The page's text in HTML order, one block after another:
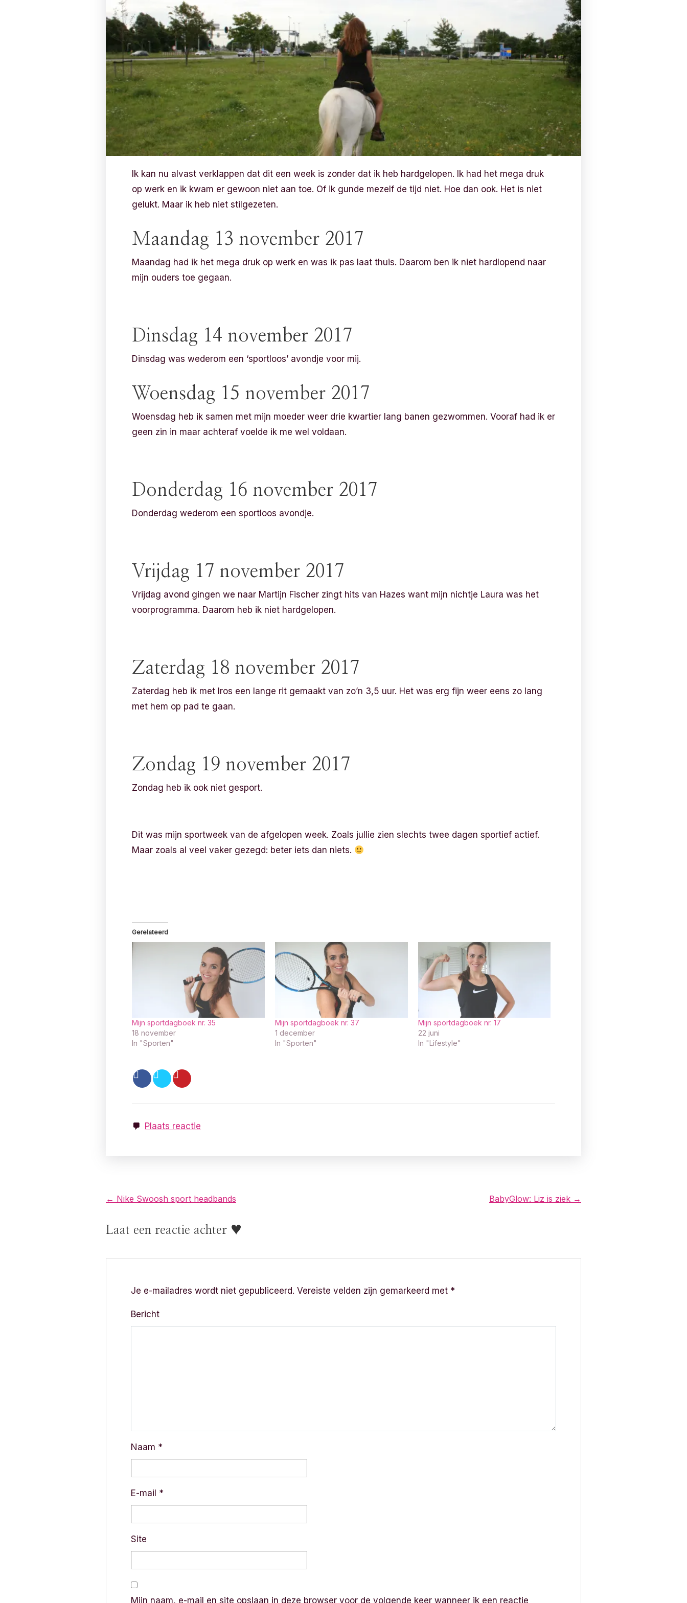
Ik kan nu alvast verklappen dat dit een week is zonder dat ik heb hardgelopen. Ik had het mega druk
op werk en ik kwam er gewoon niet aan toe. Of ik gunde mezelf de tijd niet. Hoe dan ook. Het is niet
gelukt. Maar ik heb niet stilgezeten.
Maandag 13 november 2017
Maandag had ik het mega druk op werk en was ik pas laat thuis. Daarom ben ik niet hardlopend naar
mijn ouders toe gegaan.
Dinsdag 14 november 2017
Dinsdag was wederom een ‘sportloos’ avondje voor mij.
Woensdag 15 november 2017
Woensdag heb ik samen met mijn moeder weer drie kwartier lang banen gezwommen. Vooraf had ik er
geen zin in maar achteraf voelde ik me wel voldaan.
Donderdag 16 november 2017
Donderdag wederom een sportloos avondje.
Vrijdag 17 november 2017
Vrijdag avond gingen we naar Martijn Fischer zingt hits van Hazes want mijn nichtje Laura was het
voorprogramma. Daarom heb ik niet hardgelopen.
Zaterdag 18 november 2017
Zaterdag heb ik met Iros een lange rit gemaakt van zo’n 3,5 uur. Het was erg fijn weer eens zo lang
met hem op pad te gaan.
Zondag 19 november 2017
Zondag heb ik ook niet gesport.
Dit was mijn sportweek van de afgelopen week. Zoals jullie zien slechts twee dagen sportief actief.
Maar zoals al veel vaker gezegd: beter iets dan niets.
Gerelateerd
Mijn sportdagboek nr. 35
18 november
In "Sporten"
Mijn sportdagboek nr. 37
1 december
In "Sporten"
Mijn sportdagboek nr. 17
22 juni
In "Lifestyle"
Plaats reactie
B
e
← Nike Swoosh sport headbands BabyGlow: Liz is ziek →
Laat een reactie achter ♥
Je e-mailadres wordt niet gepubliceerd. Vereiste velden zijn gemarkeerd met *
Bericht
Naam *
E-mail *
Site
Mijn naam, e-mail en site opslaan in deze browser voor de volgende keer wanneer ik een reactie